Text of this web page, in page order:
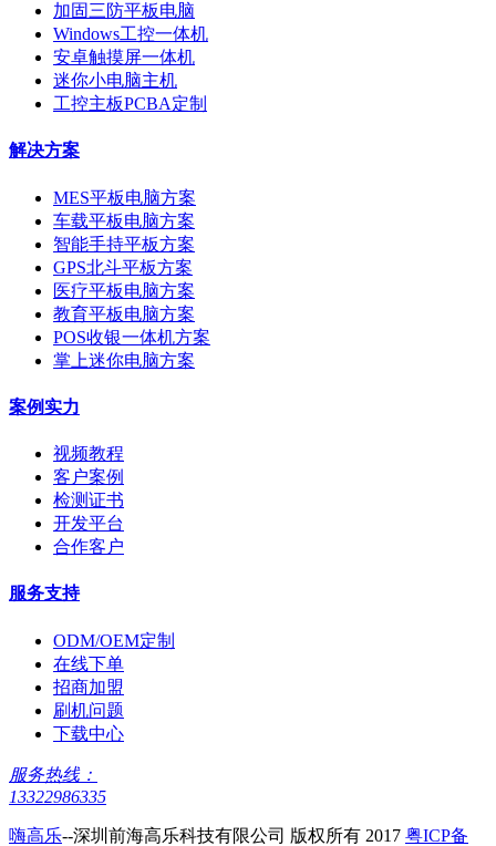
加固三防平板电脑
Windows工控一体机
安卓触摸屏一体机
迷你小电脑主机
工控主板PCBA定制
解决方案
MES平板电脑方案
车载平板电脑方案
智能手持平板方案
GPS北斗平板方案
医疗平板电脑方案
教育平板电脑方案
POS收银一体机方案
掌上迷你电脑方案
案例实力
视频教程
客户案例
检测证书
开发平台
合作客户
服务支持
ODM/OEM定制
在线下单
招商加盟
刷机问题
下载中心
服务热线：
13322986335
嗨高乐--深圳前海高乐科技有限公司 版权所有 2017 粤ICP备